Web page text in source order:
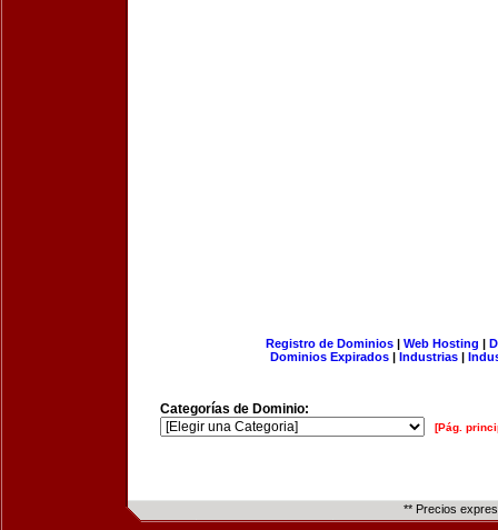
Registro de Dominios| Web Hosting |
Dominios Expirados | Industrias |
Categorías de Dominio:
[Pág.
** Precios